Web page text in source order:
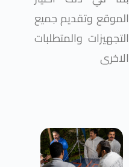
الموقع وتقديم جميع
التجهيزات والمتطلبات
الاخرى